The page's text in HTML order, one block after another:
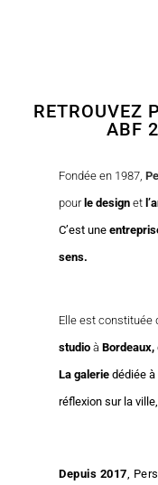
RETROUVEZ
ABF
Fondée en 1987,
pour le design et
C’est une
sens.
Elle est constituée
studio à Bordeaux,
La galerie dédiée à
réflexion sur la
Depuis 2017 ,